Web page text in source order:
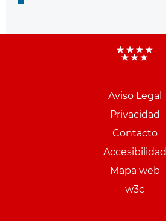
Aviso Legal
Privacidad
Contacto
Accesibilidad
Mapa web
w3c